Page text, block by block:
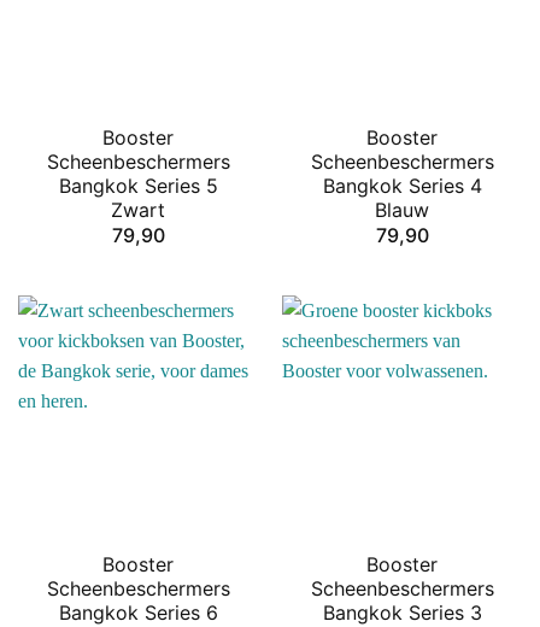
Booster
Scheenbeschermers
Bangkok Series 5
Zwart
79,90
Booster
Scheenbeschermers
Bangkok Series 4
Blauw
79,90
Booster
Scheenbeschermers
Bangkok Series 6
Booster
Scheenbeschermers
Bangkok Series 3